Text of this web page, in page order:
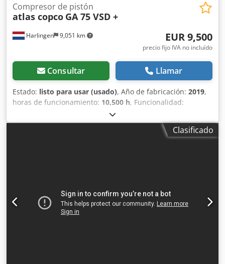
Harlingen 9,051 km
Compresor de pistón
atlas copco GA 75 VSD +
EUR 9,500
precio fijo IVA no incluído
Consultar Llamar
Estado: listo para usar (usado), Año de fabricación: 2019,
horas de funcionamiento: 10,500 h, Funcionalidad:
, peso total:
(101.97 CV), caudal volumétrico:476 m³/h, presión (máx.):
, Equipamiento:Clasificado